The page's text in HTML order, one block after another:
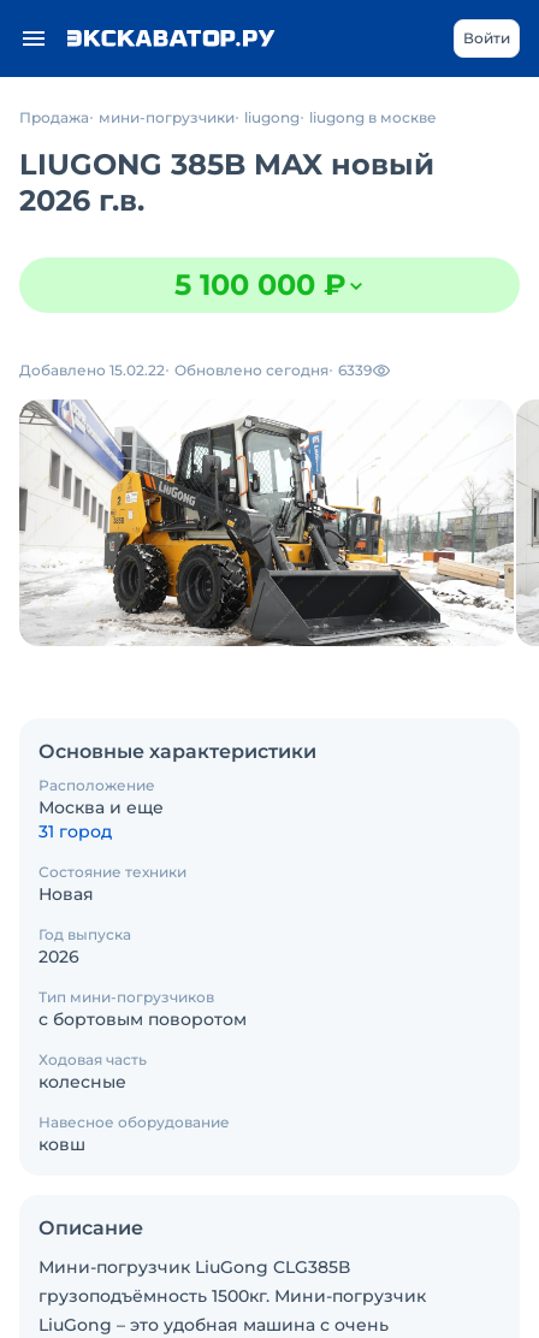
Войти
Продажа мини-погрузчики liugong liugong в москве
LIUGONG 385B MAX новый
2026 г.в.
5 100 000 ₽
Добавлено 15.02.22 Обновлено сегодня 6339
Основные характеристики
Расположение
Москва и еще
31 город
Состояние техники
Новая
Год выпуска
2026
Тип мини-погрузчиков
с бортовым поворотом
Ходовая часть
колесные
Навесное оборудование
ковш
Описание
Мини-погрузчик LiuGong CLG385В
грузоподъёмность 1500кг. Мини-погрузчик
LiuGong – это удобная машина с очень